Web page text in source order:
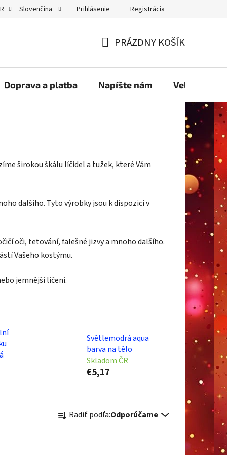
GDPRSlovenčina Prihlásenie Registrácia
KOŠÍK
PRÁZDNY KOŠÍK
Doprava a platba Napíšte nám
širokou škálu líčidel a tužek, které Vám
dalšího. Tyto výrobky jsou k dispozici v
oči, tetování, falešné jizvy a mnoho dalšího.
Vašeho kostýmu.
jemnější líčení.
Světlemodrá aqua
barva na tělo
Skladom ČR
€5,17
a Radiť podľa:Odporúčame